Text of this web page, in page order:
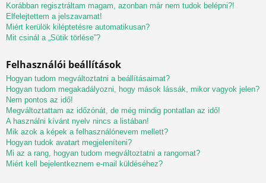
Korábban regisztráltam magam, azonban már nem tudok belépni?!
Elfelejtettem a jelszavamat!
Miért kerülök kiléptetésre automatikusan?
Mit csinál a „Sütik törlése”?
Felhasználói beállítások
Hogyan tudom megváltoztatni a beállításaimat?
Hogyan tudom megakadályozni, hogy mások lássák, mikor vagyok jelen?
Nem pontos az idő!
Megváltoztattam az időzónát, de még mindig pontatlan az idő!
A használni kívánt nyelv nincs a listában!
Mik azok a képek a felhasználónevem mellett?
Hogyan tudok avatart megjeleníteni?
Mi az a rang, hogyan tudom megváltoztatni a rangomat?
Miért kell bejelentkeznem e-mail küldéséhez?